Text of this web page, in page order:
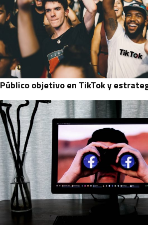
Público objetivo en TikTok y